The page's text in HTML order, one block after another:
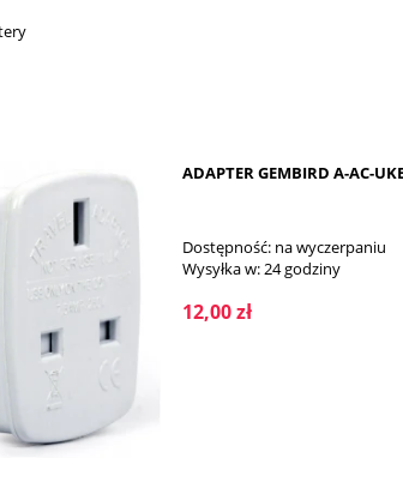
ADAPTER GEMBIRD A-AC-
Dostępność: na wyczerpaniu
Wysyłka w:24 godziny
12,00 zł